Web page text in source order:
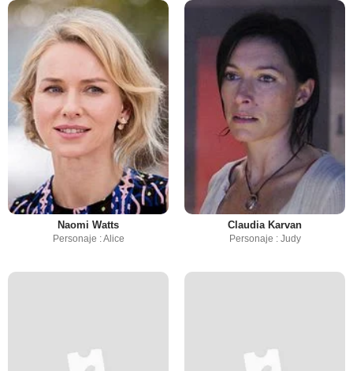
Naomi Watts
Personaje : Alice
Claudia Karvan
Personaje : Judy